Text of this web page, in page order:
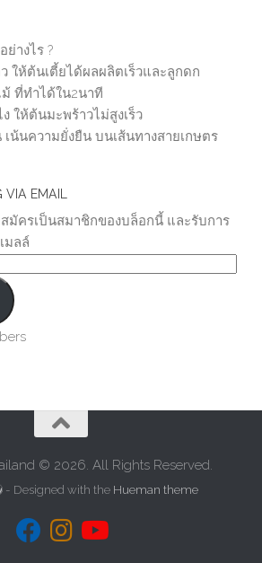
างไร ?
ให้ต้นเตี้ยได้ผลผลิตเร็วและลูกดก
ที่ทำได้ใน2นาที
ให้ต้นมะพร้าวไม่สูงเร็ว
น้นความยั่งยืน บนเส้นทางสายเกษตร
EMAIL
มัครเป็นสมาชิกของบล็อกนี้ และรับการ
มลล์
© 2026. All Rights Reserved.
- Designed with the Hueman theme